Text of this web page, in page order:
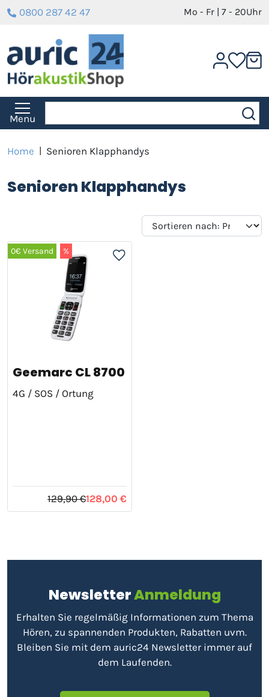
0800 287 42 47 Mo - Fr | 7 - 20Uhr
Menu
Home | Senioren Klapphandys
Senioren Klapphandys
0€ Versand %
Geemarc CL 8700
4G / SOS / Ortung
129,90 €128,00 €
NewsletterAnmeldung
Erhalten Sie regelmäßig Informationen zum Thema
Hören, zu spannenden Produkten, Rabatten uvm.
Bleiben Sie mit dem auric24 Newsletter immer auf
dem Laufenden.